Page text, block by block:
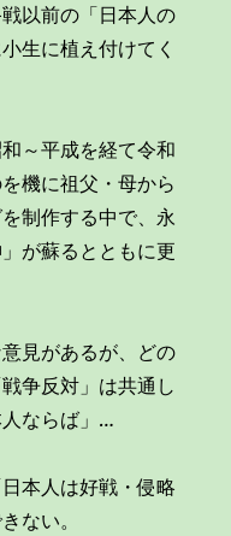
以前の「日本人の
生に植え付けてく
～平成を経て令和
機に祖父・母から
制作する中で、永
が蘇るとともに更
見があるが、どの
争反対」は共通し
ならば」…
本人は好戦・侵略
ない。